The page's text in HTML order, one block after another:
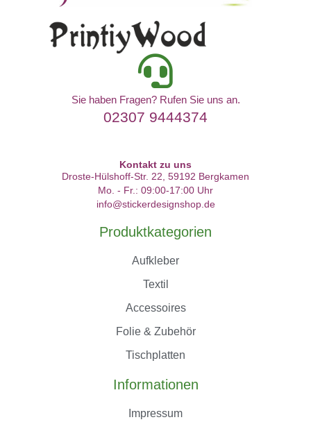
Sie haben Fragen? Rufen Sie uns an.
02307 9444374
Kontakt zu uns
Droste-Hülshoff-Str. 22, 59192 Bergkamen
Mo. - Fr.: 09:00-17:00 Uhr
info@stickerdesignshop.de
Produktkategorien
Aufkleber
Textil
Accessoires
Folie & Zubehör
Tischplatten
Informationen
Impressum